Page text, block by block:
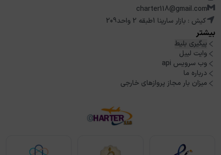
charter118@gmail.com
کیش : بازار سارینا 1طبقه 2 واحد209
بیشتر
پیگیری بلیط
وایت لیبل
وب سرویس api
درباره ما
میزان بار مجاز پروازهای خارجی